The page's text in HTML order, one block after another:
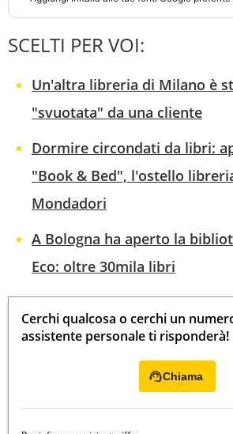
SCELTI PER VOI:
Un'altra libreria di Milano è
"svuotata" da una cliente
Dormire circondati da libri:
"Book & Bed", l'ostello
Mondadori
A Bologna ha aperto la
Eco: oltre 30mila libri
Cerchi qualcosa o cerchi un
assistente personale ti risponderà!
Chiama